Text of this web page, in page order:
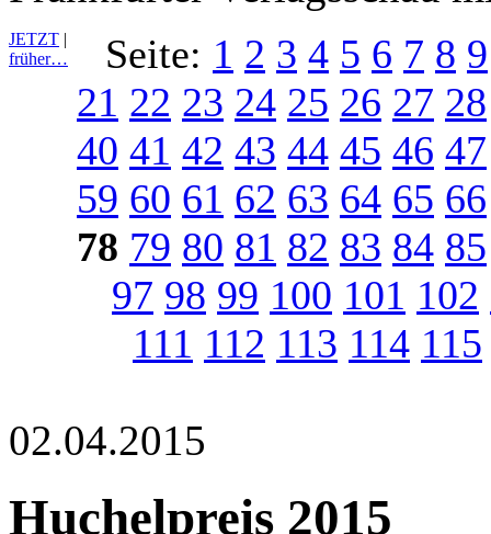
JETZT |
früher…
Seite: 1 2 3 4 5 6 7 8 9
21 22 23 24 25 26 27 28
40 41 42 43 44 45 46 47
59 60 61 62 63 64 65 66
78 79 80 81 82 83 84 85
97 98 99 100 101 102
111 112 113 114 115
02.04.2015
Huchelpreis 2015